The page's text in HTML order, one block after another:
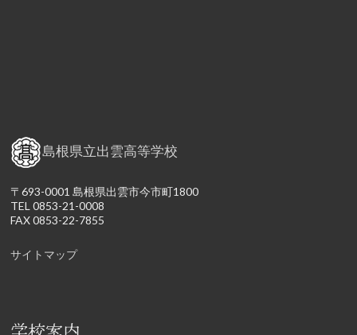
島根県立出雲高等学校
〒693-0001 島根県出雲市今市町1800
TEL 0853-21-0008
FAX 0853-22-7855
サイトマップ